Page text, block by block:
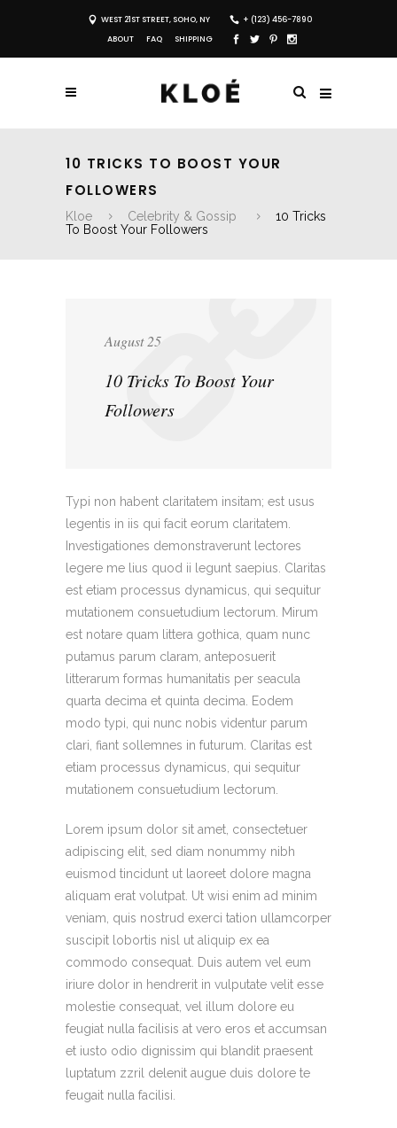
WEST 21ST STREET, SOHO, NY
+ (123) 456-7890
ABOUT
FAQ SHIPPING
10 TRICKS TO BOOST YOUR
FOLLOWERS
Kloe Celebrity & Gossip
10 Tricks
To Boost Your Followers
August 25, 2015
10 Tricks To Boost Your
Followers
Typi non habent claritatem insitam; est usus
legentis in iis qui facit eorum claritatem.
Investigationes demonstraverunt lectores
legere me lius quod ii legunt saepius. Claritas
est etiam processus dynamicus, qui sequitur
mutationem consuetudium lectorum. Mirum
est notare quam littera gothica, quam nunc
putamus parum claram, anteposuerit
litterarum formas humanitatis per seacula
quarta decima et quinta decima. Eodem
modo typi, qui nunc nobis videntur parum
clari, fiant sollemnes in futurum. Claritas est
etiam processus dynamicus, qui sequitur
mutationem consuetudium lectorum.
Lorem ipsum dolor sit amet, consectetuer
adipiscing elit, sed diam nonummy nibh
euismod tincidunt ut laoreet dolore magna
aliquam erat volutpat. Ut wisi enim ad minim
veniam, quis nostrud exerci tation ullamcorper
suscipit lobortis nisl ut aliquip ex ea
commodo consequat. Duis autem vel eum
iriure dolor in hendrerit in vulputate velit esse
molestie consequat, vel illum dolore eu
feugiat nulla facilisis at vero eros et accumsan
et iusto odio dignissim qui blandit praesent
luptatum zzril delenit augue duis dolore te
feugait nulla facilisi.